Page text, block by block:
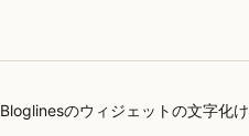
Bloglinesのウィジェットの文字化け